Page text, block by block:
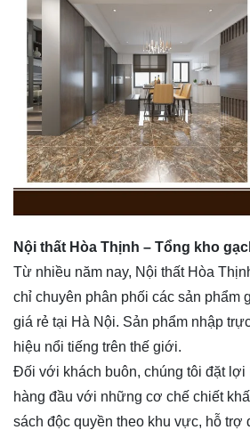
Nội thất Hòa Thịnh – Tổng kho
Từ nhiều năm nay, Nội thất Hòa
chỉ chuyên phân phối các sản phẩm
giá rẻ tại Hà Nội. Sản phẩm nhập
hiệu nổi tiếng trên thế giới.
Đối với khách buôn, chúng tôi đặt lợi
hàng đầu với những cơ chế chiết
sách độc quyền theo khu vực, hỗ trợ